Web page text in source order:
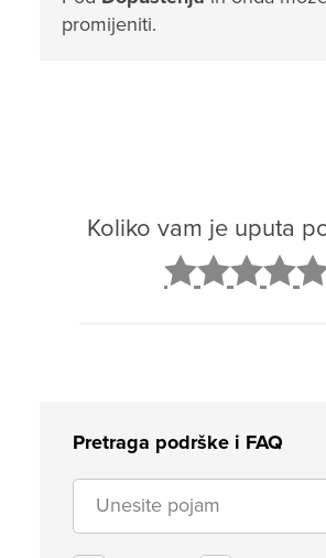
promijeniti.
Koliko vam je uputa
Pretraga podrške i FAQ